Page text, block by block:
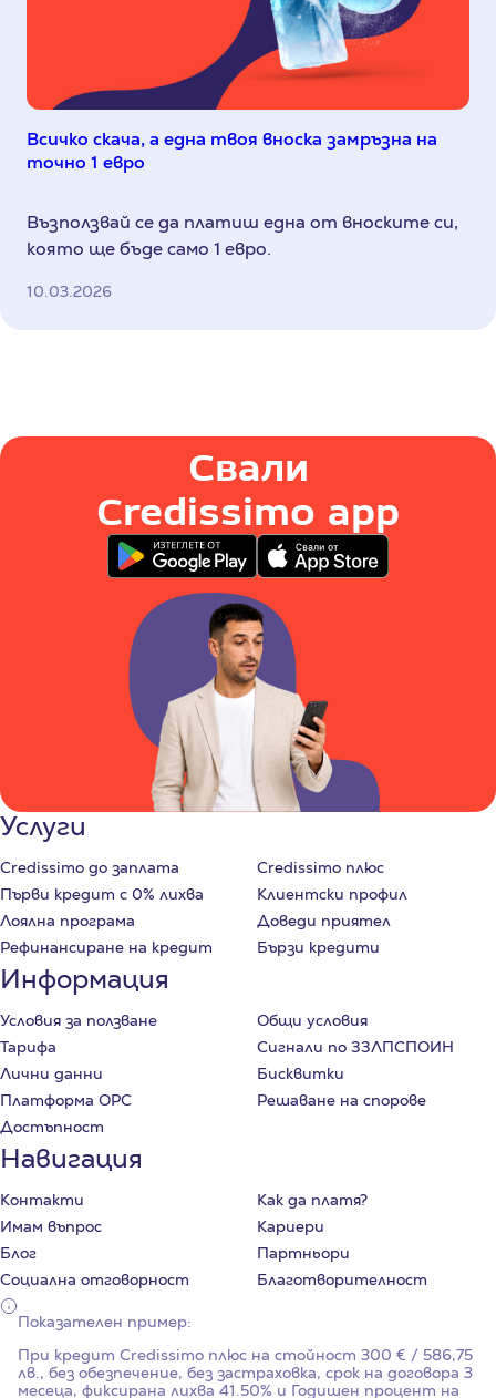
Всичко скача, а една твоя вноска замръзна на
точно 1 евро
Възползвай се да платиш една от вноските си,
която ще бъде само 1 евро.
10.03.2026
Свали
Credissimo app
Услуги
Credissimo до заплата
Credissimo плюс
Първи кредит с 0% лихва
Клиентски профил
Лоялна програма
Доведи приятел
Рефинансиране на кредит
Бързи кредити
Информация
Условия за ползване
Общи условия
Тарифа
Сигнали по ЗЗЛПСПОИН
Лични данни
Бисквитки
Платформа ОРС
Решаване на спорове
Достъпност
Навигация
Контакти
Как да платя?
Имам въпрос
Кариери
Блог
Партньори
Социална отговорност
Благотворителност
Показателен пример:
При кредит Credissimo плюс на стойност 300 € / 586,75
лв., без обезпечение, без застраховка, срок на договора 3
месеца, фиксирана лихва 41.50% и Годишен процент на